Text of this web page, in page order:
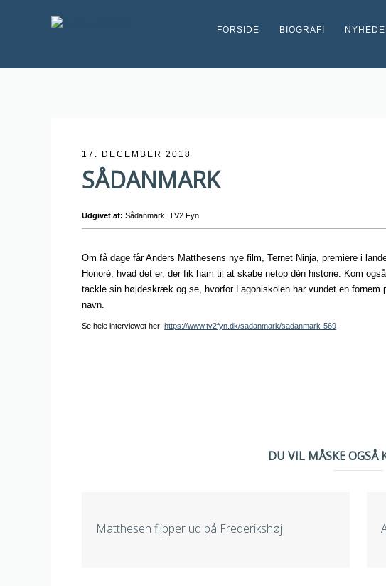
FORSIDE BIOGRAFI
17. DECEMBER 2018
SÅDANMARK
Udgivet af:Sådanmark, TV2 Fyn
Om få dage får Anders Matthesens nye film, Ternet Ninja, premiere i
Honoré, hvad det er, der fik ham til at skabe netop dén historie. Kom
tackle sin højdeskræk og se, hvorfor Lagoniskolen har vundet en
navn.
Se hele interviewet her:https://www.tv2fyn.dk/sadanmark/sadanmark-569
DU VIL MÅSKE OGSÅ
Matthesen flipper ud på Frederikshøj